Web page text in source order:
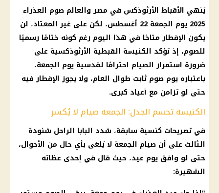
يُنهي الأقباط الأرثوذكس في مصر والعالم صوم العذراء
2025 يوم الجمعة 22 أغسطس، لكن على غير المعتاد، لن
يكون الإفطار متاحًا في هذا اليوم رغم كونه ختامًا رسميًا
للصوم، إذ تؤكد الكنيسة القبطية الأرثوذكسية على
ضرورة استمرار الصيام احترامًا لقدسية يوم الجمعة،
باعتباره يوم صوم ثابت طوال العام، ولا يجوز الإفطار فيه
حتى لو تزامن مع أعياد كبرى.
الكنيسة تحسم الجدل: الجمعة صيام لا يُكسر
في تصريحات كنسية سابقة، شدد البابا الراحل شنودة
الثالث على أن صيام الجمعة لا يُلغى بأي حال من الأحوال،
حتى لو وافق يوم عيد، حيث قال في إحدى عظاته
الشهيرة: